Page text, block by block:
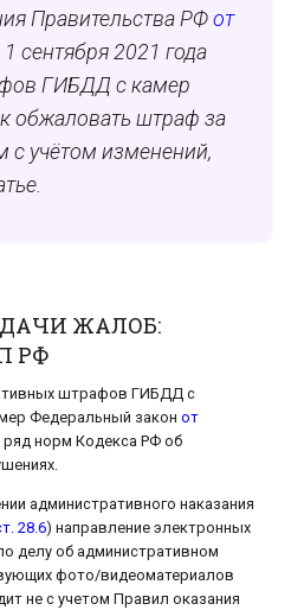
Правительства РФот
1 сентября 2021 года
ГИБДД с камер
обжаловать штраф за
с учётом изменений,
ЖАЛОБ:
РФ
штрафов ГИБДД с
Федеральный закон от
ряд норм Кодекса РФ об
административного наказания
28.6) направление электронных
делу об административном
фото/видеоматериалов
не с учетом Правил оказания